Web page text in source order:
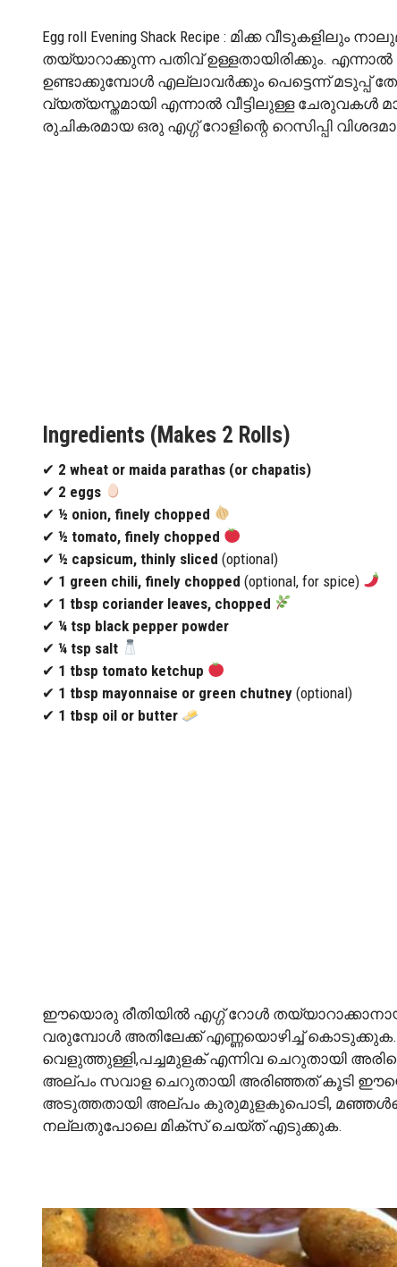
Egg roll Evening Shack Recipe : മിക്ക
തയ്യാറാക്കുന്ന പതിവ് ഉള്ളതായിരിക്കും.
ഉണ്ടാക്കുമ്പോൾ എല്ലാവർക്കും പെട്ടെന്ന്
വ്യത്യസ്തമായി എന്നാൽ വീട്ടിലുള്ള ചേരുവകൾ
രുചികരമായ ഒരു എഗ്ഗ് റോളിന്റെ റെസിപ്പി
Ingredients (Makes 2 Rolls)
✔ 2 wheat or maida parathas (or chapatis)
✔ 2 eggs
✔ ½ onion, finely chopped
✔ ½ tomato, finely chopped
✔ ½ capsicum, thinly sliced (optional)
✔ 1 green chili, finely chopped (optional, for spice)
✔ 1 tbsp coriander leaves, chopped
✔ ¼ tsp black pepper powder
✔ ¼ tsp salt
✔ 1 tbsp tomato ketchup
✔ 1 tbsp mayonnaise or green chutney (optional)
✔ 1 tbsp oil or butter
ഈയൊരു രീതിയിൽ എഗ്ഗ് റോൾ
വരുമ്പോൾ അതിലേക്ക് എണ്ണയൊഴിച്ച്
വെളുത്തുള്ളി,പച്ചമുളക് എന്നിവ ചെറുതായി
അല്പം സവാള ചെറുതായി അരിഞ്ഞത് കൂടി
അടുത്തതായി അല്പം കുരുമുളകുപൊടി,
നല്ലതുപോലെ മിക്സ് ചെയ്ത് എടുക്കുക.